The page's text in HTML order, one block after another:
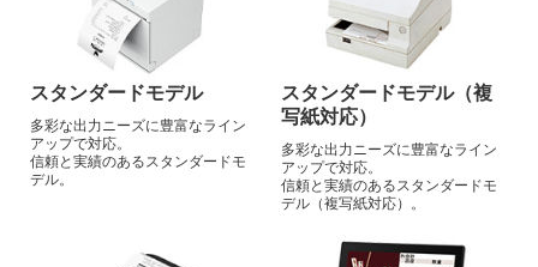
スタンダードモデル
多彩な出力ニーズに豊富なライン
アップで対応。
信頼と実績のあるスタンダードモ
デル。
スタンダードモデル（複
写紙対応）
多彩な出力ニーズに豊富なライン
アップで対応。
信頼と実績のあるスタンダードモ
デル （複写紙対応）。